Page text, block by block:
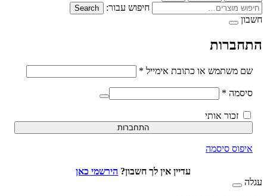
חיפוש עבור: Search
משתמש או כתובת אימייל*חובה
*חובה
זכור אותי
התחברות
סיסמה
עדיין אין לך חשבון?הירשמי כאן